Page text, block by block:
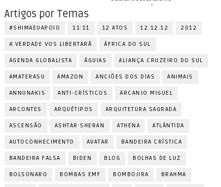
Artigos por Temas
#SHIMAEUAPOIO 11:11 12 ATOS 12.12.12 2012
A VERDADE VOS LIBERTARÁ ÁFRICA DO SUL
AGENDA GLOBALISTA ÁGUIAS ALIANÇA CRUZEIRO DO SUL
AMATERASU AMAZON ANCIÕES DOS DIAS ANIMAIS
ANNUNAKIS ANTI-CRÍSTICOS ARCANJO MIGUEL
ARCONTES ARQUÉTIPOS ARQUITETURA SAGRADA
ASCENSÃO ASHTAR SHERAN ATHENA ATLÂNTIDA
AUTOCONHECIMENTO AVATAR BANDEIRA CRÍSTICA
BANDEIRA FALSA BIDEN BLOG BOLHAS DE LUZ
BOLSONARO BOMBAS EMF BOMBOJIRA BRAHMA